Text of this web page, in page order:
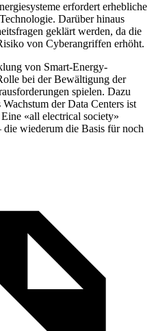
erfordert erhebliche
Darüber hinaus
geklärt werden, da die
von Cyberangriffen erhöht.
von Smart-Energy-
bei der Bewältigung der
spielen. Dazu
der Data Centers ist
«all electrical society»
wiederum die Basis für noch